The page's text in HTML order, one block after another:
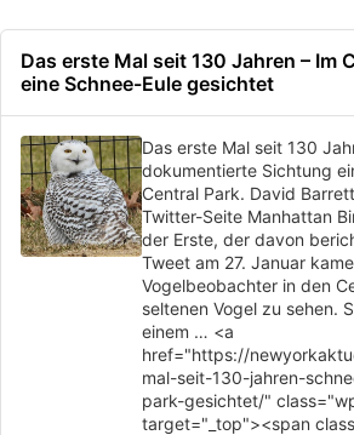
Das erste Mal seit 130 Jahren – Im
eine Schnee-Eule gesichtet
Das erste Mal seit 130
dokumentierte Sichtung
Central Park. David
Twitter-Seite Manhattan
der Erste, der davon
Tweet am 27. Januar
Vogelbeobachter in den
seltenen Vogel zu sehen.
einem … <a
href="https://
mal-seit-130-jahren-
park-gesichtet/"
target="_top"><span